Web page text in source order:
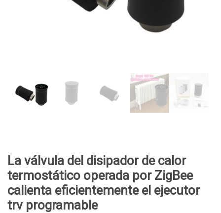
La válvula del disipador de calor
termostático operada por ZigBee
calienta eficientemente el ejecutor
trv programable